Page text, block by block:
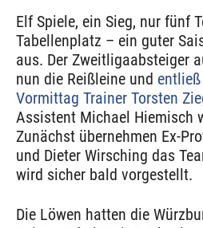
Elf Spiele, ein Sieg, nur fünf
Tabellenplatz – ein guter
aus. Der Zweitligaabsteiger
nun die Reißleine und
Vormittag Trainer Torsten
Assistent Michael Hiemisch
Zunächst übernehmen Ex-
und Dieter Wirsching das
wird sicher bald vorgestellt.
Die Löwen hatten die